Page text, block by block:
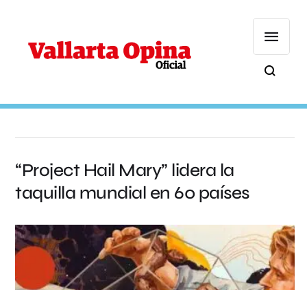
“Project Hail Mary” lidera la
taquilla mundial en 60 países